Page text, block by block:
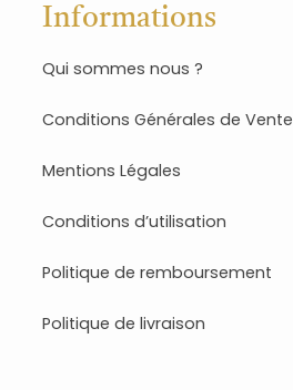
Informations
Qui sommes nous ?
Conditions Générales de Vente
Mentions Légales
Conditions d’utilisation
Politique de remboursement
Politique de livraison